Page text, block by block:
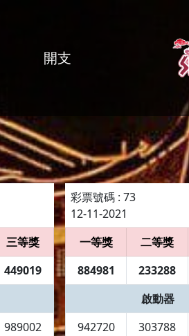
開支
三等獎
449019
989002
彩票號碼 : 73
12-11-2021
一等獎
二等獎
884981
233288
啟動器
942720
303788